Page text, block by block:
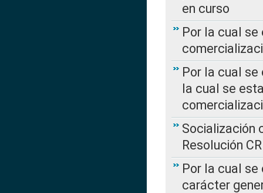
en curso
Por la cual
Por la cual se
la cual se
Socialización
Resolución
Por la cual
carácter